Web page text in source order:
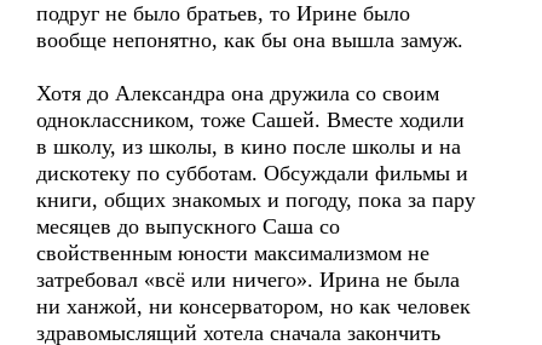
подруг не было братьев, то Ирине было
вообще непонятно, как бы она вышла замуж.
Хотя до Александра она дружила со своим
одноклассником, тоже Сашей. Вместе ходили
в школу, из школы, в кино после школы и на
дискотеку по субботам. Обсуждали фильмы и
книги, общих знакомых и погоду, пока за пару
месяцев до выпускного Саша со
свойственным юности максимализмом не
затребовал «всё или ничего». Ирина не была
ни ханжой, ни консерватором, но как человек
здравомыслящий хотела сначала закончить